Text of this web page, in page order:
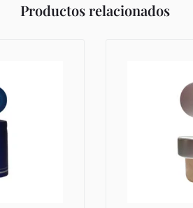
Productos relacionados